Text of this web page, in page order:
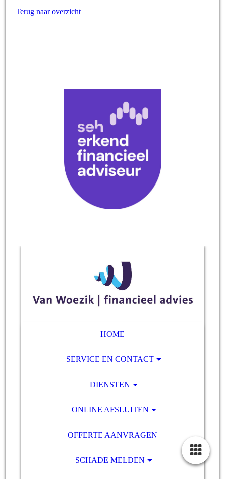
Terug naar overzicht
HOME
SERVICE EN CONTACT
DIENSTEN
ONLINE AFSLUITEN
OFFERTE AANVRAGEN
SCHADE MELDEN